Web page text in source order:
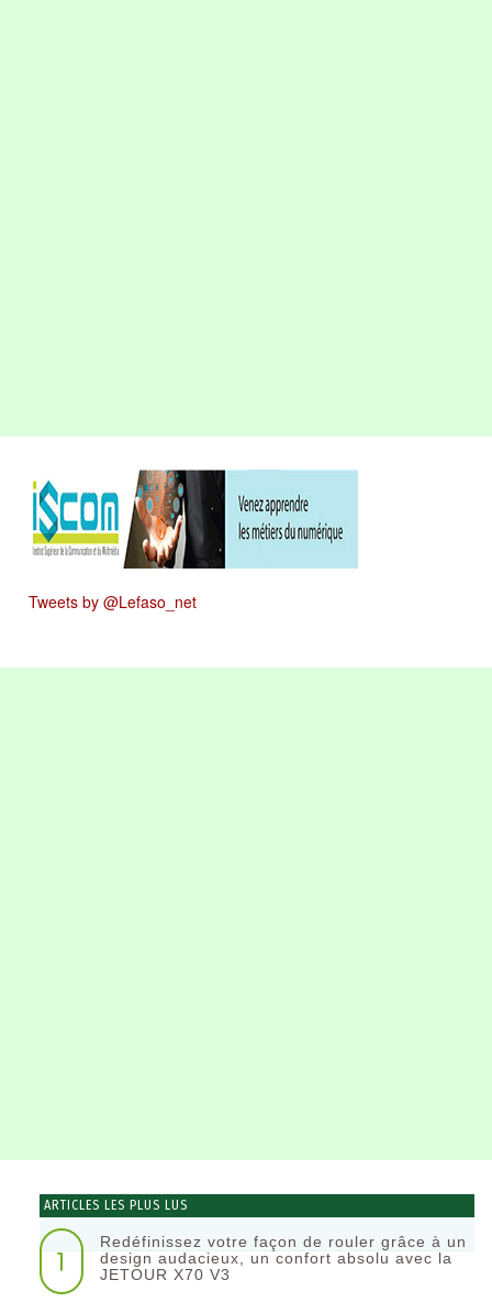
Tweets by @Lefaso_net
ARTICLES LES PLUS LUS
1
Redéfinissez votre façon de rouler grâce à un
design audacieux, un confort absolu avec la
JETOUR X70 V3